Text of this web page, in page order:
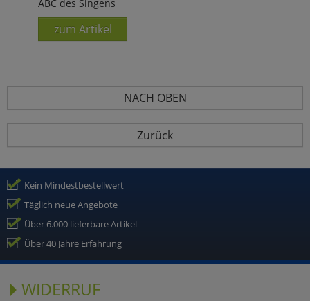
ABC des Singens
zum Artikel
NACH OBEN
Zurück
Kein Mindestbestellwert
Täglich neue Angebote
Über 6.000 lieferbare Artikel
Über 40 Jahre Erfahrung
WIDERRUF